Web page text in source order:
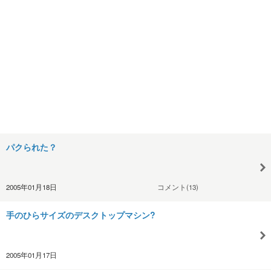
パクられた？
2005年01月18日 コメント(13)
手のひらサイズのデスクトップマシン?
2005年01月17日